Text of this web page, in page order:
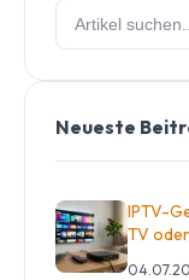
Neueste
IPTV-
TV